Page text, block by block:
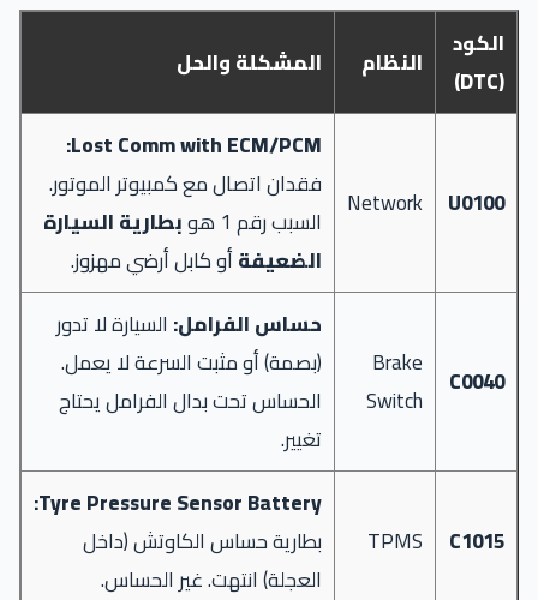
الكود
(DTC)
النظام المشكلة والحل
U0100
Network
Lost Comm with ECM/PCM:
فقدان اتصال مع كمبيوتر الموتور.
السبب رقم 1 هو
بطارية السيارة
الضعيفةأو كابل أرضي مهزوز.
C0040
Brake
Switch
حساس الفرامل: السيارة لا تدور
(بصمة) أو مثبت السرعة لا يعمل.
الحساس تحت بدال الفرامل يحتاج
تغيير.
C1015
TPMS
Tyre Pressure Sensor Battery:
بطارية حساس الكاوتش (داخل
العجلة) انتهت. غير الحساس.